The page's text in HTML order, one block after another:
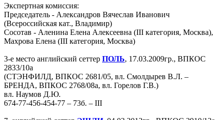
Экспертная комиссия:
Председатель - Александров Вячеслав Иванович
(Всероссийская кат., Владимир)
Сосотав - Аленина Елена Алексеевна (III категория, Москва),
Махрова Елена (III категория, Москва)
3-е место английский сеттер ПОЛЬ, 17.03.2009гр., ВПКОС
2833/10а
(СТЭНФИЛД, ВПКОС 2681/05, вл. Смолдырев В.Л. –
БРЕНДА, ВПКОС 2768/08а, вл. Горелов Г.В.)
вл. Наумов Д.Ю.
674-77-456-454-77 – 73б. – III